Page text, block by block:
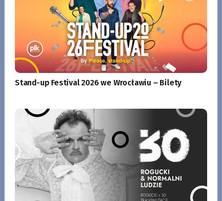
Stand-up Festival 2026 we Wrocławiu – Bilety